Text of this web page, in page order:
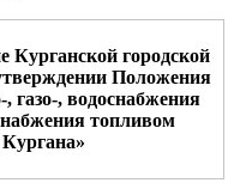
Курганской городской
Положения
газо-, водоснабжения
топливом